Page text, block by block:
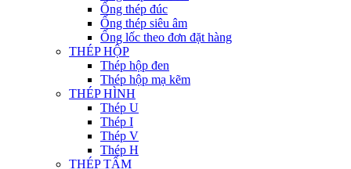
Ống thép đúc
Ống thép siêu âm
Ống lốc theo đơn đặt hàng
THÉP HỘP
Thép hộp đen
Thép hộp mạ kẽm
THÉP HÌNH
Thép U
Thép I
Thép V
Thép H
THÉP TẤM